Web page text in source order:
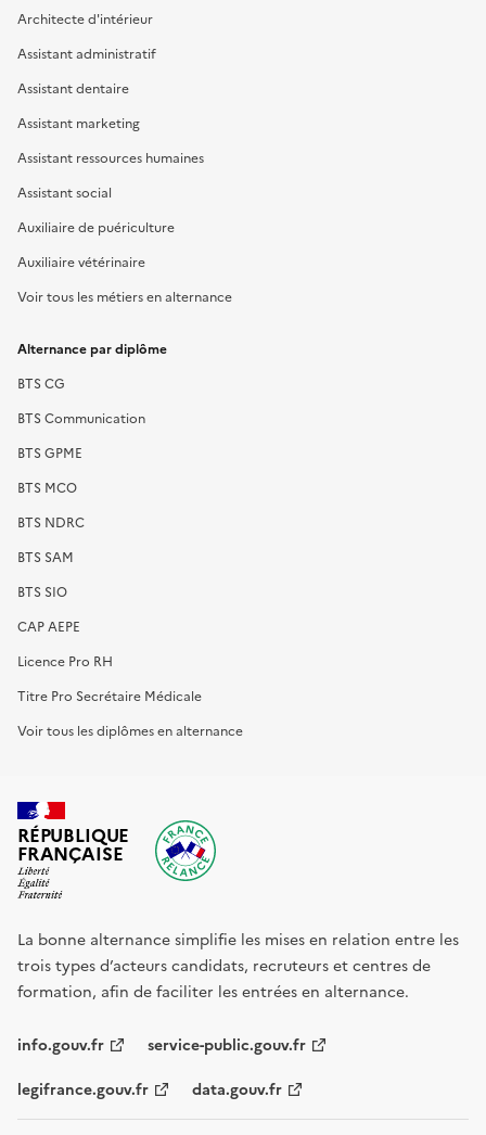
Architecte d'intérieur
Assistant administratif
Assistant dentaire
Assistant marketing
Assistant ressources humaines
Assistant social
Auxiliaire de puériculture
Auxiliaire vétérinaire
Voir tous les métiers en alternance
Alternance par diplôme
BTS CG
BTS Communication
BTS GPME
BTS MCO
BTS NDRC
BTS SAM
BTS SIO
CAP AEPE
Licence Pro RH
Titre Pro Secrétaire Médicale
Voir tous les diplômes en alternance
RÉPUBLIQUE
FRANÇAISE
La bonne alternance simplifie les mises en relation entre les
trois types d’acteurs candidats, recruteurs et centres de
formation, afin de faciliter les entrées en alternance.
info.gouv.fr service-public.gouv.fr
legifrance.gouv.fr data.gouv.fr